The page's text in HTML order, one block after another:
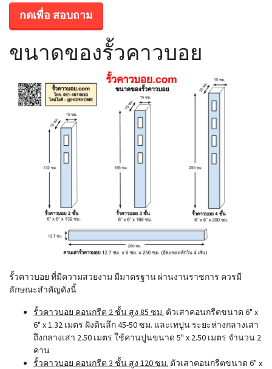
กดเพื่อ สอบถาม
ขนาดของรั้วคาวบอย
รั้วคาวบอย ที่มีความสวยงาม มีมาตรฐาน ผ่านงานราชการ ควรมี
ลักษณะสำคัญดังนี้
รั้วคาวบอย คอนกรีต 2 ชั้น สูง 85 ซม. ตัวเสาคอนกรีตขนาด 6" x
6" x 1.32 เมตร ฝังดินลึก 45-50 ซม. และเทปูน ระยะห่างกลางเสา
ถึงกลางเสา 2.50 เมตร ใช้คานปูนขนาด 5" x 2.50 เมตร จำนวน 2
คาน
รั้วคาวบอย คอนกรีต 3 ชั้น สูง 120 ซม. ตัวเสาคอนกรีตขนาด 6" x